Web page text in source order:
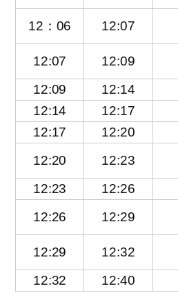
12：06 12:07
12:07 12:09
12:09
12:14
12:14
12:17
12:17
12:20
12:20
12:23
12:23
12:26
12:26
12:29
12:29 12:32
12:32
12:40